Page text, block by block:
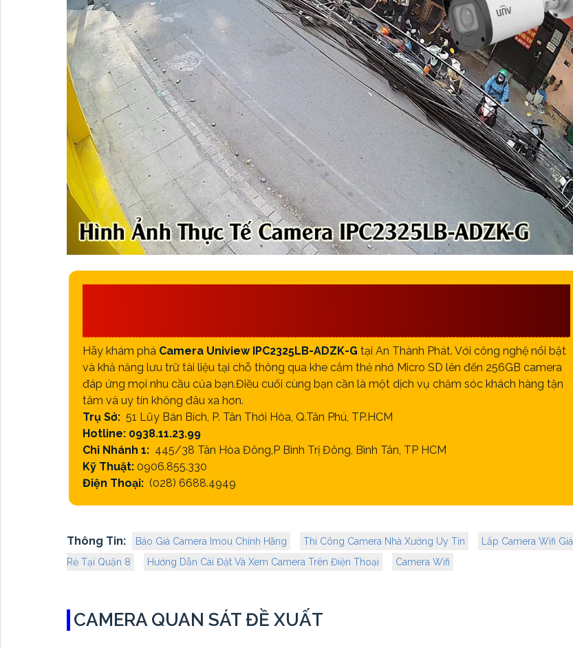
Hãy khám phá Camera Uniview IPC2325LB-ADZK-G tại An Thành Phát. Với công nghệ nổi bật
và khả năng lưu trữ tài liệu tại chỗ thông qua khe cắm thẻ nhớ Micro SD lên đến 256GB camera
đáp ứng mọi nhu cầu của bạn.Điều cuối cùng bạn cần là một dịch vụ chăm sóc khách hàng tận
tâm và uy tín không đâu xa hơn.
Trụ Sở: 51 Lũy Bán Bích, P. Tân Thới Hòa, Q.Tân Phú, TP.HCM
Hotline: 0938.11.23.99
Chi Nhánh 1: 445/38 Tân Hòa Đông,P Bình Trị Đông, Bình Tân, TP HCM
Kỹ Thuật: 0906.855.330
Điện Thoại: (028) 6688.4949
Thông Tin: Báo Giá Camera Imou Chính Hãng Thi Công Camera Nhà Xưởng Uy Tín
Lắp Camera Wifi Giá
Rẻ Tại Quận 8
Hướng Dẫn Cài Đặt Và Xem Camera Trên Điện Thoại Camera Wifi
CAMERA QUAN SÁT ĐỀ XUẤT